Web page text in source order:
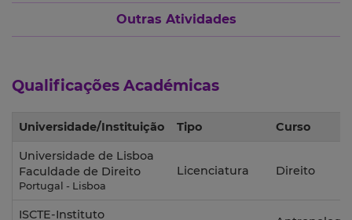
Outras Atividades
Qualificações Académicas
Universidade/Instituição Tipo Curso
Universidade de Lisboa
Faculdade de Direito
Portugal - Lisboa
Licenciatura Direito
ISCTE-Instituto